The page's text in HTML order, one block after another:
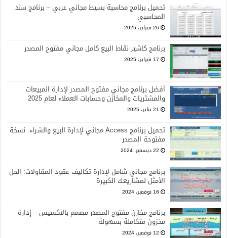
تحميل برنامج محاسبة بسيط مجاني عربي – برنامج سند
المحاسبي
26 فبراير، 2025
برنامج كاشير نقاط البيع كامل مجاني مفتوح المصدر
17 فبراير، 2025
أفضل برنامج مجاني مفتوح المصدر لإدارة المبيعات
والمشتريات والمخازن وحسابات العملاء لعام 2025
21 يناير، 2025
تحميل برنامج Access مجاني لإدارة البيع والشراء: نسخة
مفتوحة المصدر
22 ديسمبر، 2024
برنامج مجاني شامل لإدارة تكاليف عقود المقاولات: الحل
الأمثل لمشاريعك الكبيرة
16 نوفمبر، 2024
برنامج مخازن مفتوح المصدر مصمم بالاكسيس – إدارة
مخزون متكاملة بسهولة
12 نوفمبر، 2024